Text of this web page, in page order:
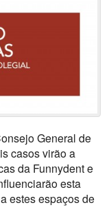
General de
casos virão a
da Funnydent e
esta
estes espaços de